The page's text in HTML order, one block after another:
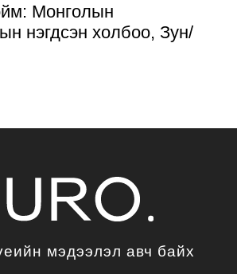
Монголын
нэгдсэн холбоо, Зун/
мэдээлэл авч байх